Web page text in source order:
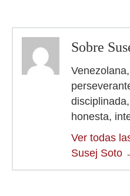
Sobre
honesta,
Ver todas
Susej Soto